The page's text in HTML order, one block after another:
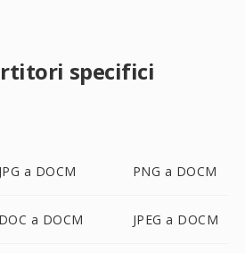
specifici
JPG a DOCM PNG a DOCM
DOC a DOCM JPEG a DOCM